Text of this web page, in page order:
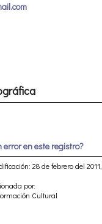
error en este registro?
28 de febrero del 2011,
por:
Cultural